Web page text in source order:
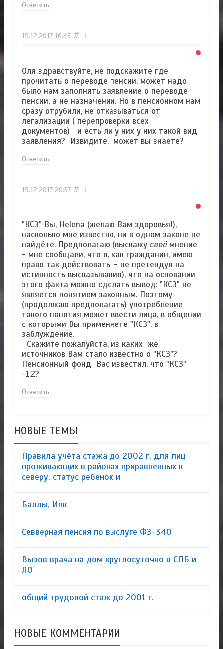
Ответить
19.12.2017 16:45 # ↑
Оля здравствуйте, не подскажите где
прочитать о переводе пенсии, может надо
было нам заполнять заявление о переводе
пенсии, а не назначении. Но в пенсионном нам
сразу отрубили, не отказываться от
легализации ( перепроверки всех
документов) и есть ли у них у них такой вид
заявления? Извидите, может вы знаете?
Ответить
19.12.2017 20:57 # ↑
"КСЗ" Вы, Helena (желаю Вам здоровья!),
насколько мне известно, ни в одном законе не
найдёте. Предполагаю (выскажу своёмнение
- мне сообщали, что я, как гражданин, имею
право так действовать, - не претендуя на
истинность высказывания), что на основании
этого факта можно сделать вывод: "КСЗ" не
является понятием законным. Поэтому
(продолжаю предполагать) употребление
такого понятия может ввести лица, в общении
с которыми Вы применяете "КСЗ", в
заблуждение.
Скажите пожалуйста, из каких же
источников Вам стало известно о "КСЗ"?
Пенсионный фонд Вас известил, что "КСЗ"
-1,2?
Ответить
НОВЫЕ ТЕМЫ
Правила учёта стажа до 2002 г, для лиц
проживающих в районах приравненных к
северу, статус ребенок и
Баллы, Ипк
Севверная пенсия по выслуге ФЗ-340
Вызов врача на дом круглосуточно в СПБ и
ЛО
общий трудовой стаж до 2001 г.
НОВЫЕ КОММЕНТАРИИ